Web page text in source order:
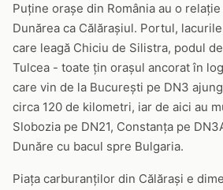
Puține orașe din România au o
Dunărea ca Călărașiul. Portul,
care leagă Chiciu de Silistra, podul
Tulcea - toate țin orașul ancorat în
care vin de la București pe DN3
circa 120 de kilometri, iar de aici au
Slobozia pe DN21, Constanța pe
Dunăre cu bacul spre Bulgaria.
Piața carburanților din Călărași e